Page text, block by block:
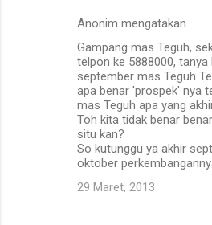
Anonim mengatakan…
Gampang mas Teguh,
telpon ke 5888000, tanya
september mas Teguh
apa benar 'prospek' nya
mas Teguh apa yang
Toh kita tidak benar
situ kan?
So kutunggu ya akhir
oktober
29 Maret, 2013